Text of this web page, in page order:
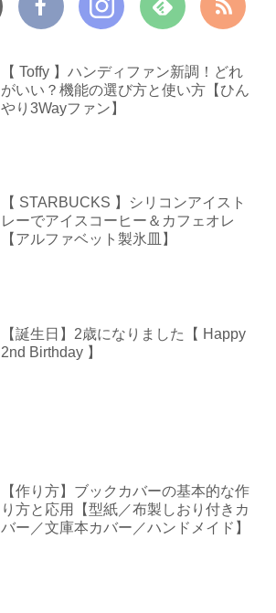
【 Toffy 】ハンディファン新調！どれ
がいい？機能の選び方と使い方【ひん
やり3Wayファン】
【 STARBUCKS 】シリコンアイスト
レーでアイスコーヒー＆カフェオレ
【アルファベット製氷皿】
【誕生日】2歳になりました【 Happy
2nd Birthday 】
【作り方】ブックカバーの基本的な作
り方と応用【型紙／布製しおり付きカ
バー／文庫本カバー／ハンドメイド】